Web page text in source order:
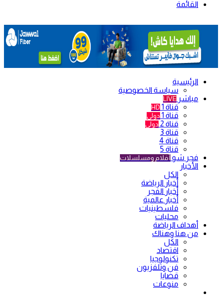
القائمة
الرئيسية
سياسة الخصوصية
مباشر LIVE
قناة 1 HD
قناة 1 دولي
قناة 2 دولي
قناة 3
قناة 4
قناة 5
فجر شو أفلام ومسلسلات
الأخبار
الكل
أخبار الرياضة
أخبار الفجر
أخبار عالمية
فلسطينيات
محليات
أهداف الرياضة
من هنا وهناك
الكل
اقتصاد
تكنولوجيا
فن وتلفزيون
قضايا
منوعات